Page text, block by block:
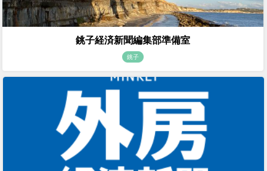
銚子経済新聞編集部準備室
銚子